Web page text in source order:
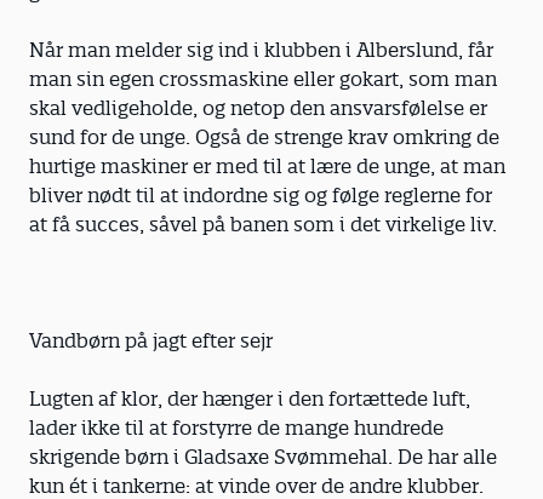
Når man melder sig ind i klubben i Alberslund, får
man sin egen crossmaskine eller gokart, som man
skal vedligeholde, og netop den ansvarsfølelse er
sund for de unge. Også de strenge krav omkring de
hurtige maskiner er med til at lære de unge, at man
bliver nødt til at indordne sig og følge reglerne for
at få succes, såvel på banen som i det virkelige liv.
Vandbørn på jagt efter sejr
Lugten af klor, der hænger i den fortættede luft,
lader ikke til at forstyrre de mange hundrede
skrigende børn i Gladsaxe Svømmehal. De har alle
kun ét i tankerne: at vinde over de andre klubber.